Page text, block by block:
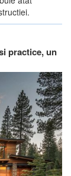
practice, un